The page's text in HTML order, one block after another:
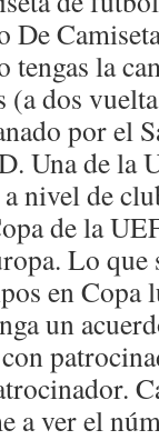
De
tengas la
dos
por el
Una de la
nivel de
de la
Lo que
en Copa
un
a ver el